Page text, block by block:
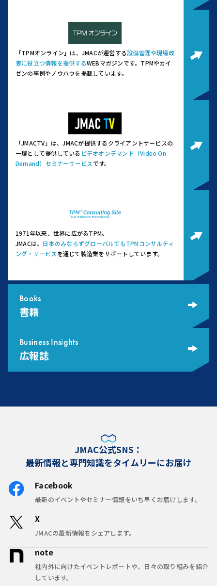
「TPMオンライン」は、JMACが運営する設備管理や現場改
善に役立つ情報を提供するWEBマガジンです。 TPMやカイ
ゼンの事例やノウハウを掲載しています。
「JMACTV」は、JMACが提供するクライアントサービスの
一環として提供している ビデオオンデマンド（Video On
Demand）セミナーサービスです。
1971年以来、世界に広がるTPM。
JMACは、 日本のみならずグローバルでもTPMコンサルティ
ング・サービス を通じて製造業をサポートしています。
Books
書籍
Business Insights
広報誌
JMAC公式SNS：
最新情報と専門知識をタイムリーにお届け
Facebook
最新のイベントやセミナー情報をいち早くお届けします。
X
JMACの最新情報をシェアします。
note
社内外に向けたイベントレポートや、日々の取り組みを紹介
しています。